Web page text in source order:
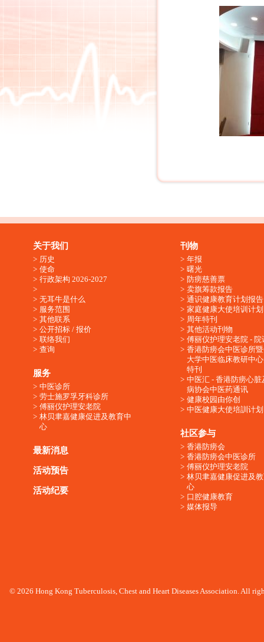
关于我们
历史
使命
行政架构 2026-2027
无耳牛是什么
服务范围
其他联系
公开招标 / 报价
联络我们
查询
服务
中医诊所
劳士施罗孚牙科诊所
傅丽仪护理安老院
林贝聿嘉健康促进及教育中
心
最新消息
活动预告
活动纪要
刊物
年报
曙光
防痨慈善票
卖旗筹款报告
通识健康教育计划报告
家庭健康大使培训计划
周年特刊
其他活动刊物
傅丽仪护理安老院 - 院
香港防痨会中医诊所
大学中医临床教研中
特刊
中医汇 - 香港防痨心脏
病协会中医药通讯
健康校园由你创
中医健康大使培訓计划
社区参与
香港防痨会
香港防痨会中医诊所
傅丽仪护理安老院
林贝聿嘉健康促进及
心
口腔健康教育
媒体报导
© 2026 Hong Kong Tuberculosis, Chest and Heart Diseases Association. All